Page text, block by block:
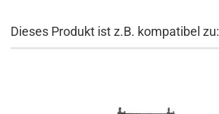
Dieses Produkt ist z.B. kompatibel zu: